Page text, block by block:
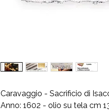
Caravaggio - Sacrificio di
Anno: 1602 - olio su tela cm